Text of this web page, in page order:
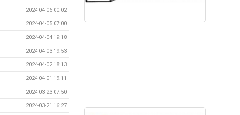
2024-04-06 00:02
2024-04-05 07:00
2024-04-04 19:18
2024-04-03 19:53
2024-04-02 18:13
2024-04-01 19:11
2024-03-23 07:50
2024-03-21 16:27